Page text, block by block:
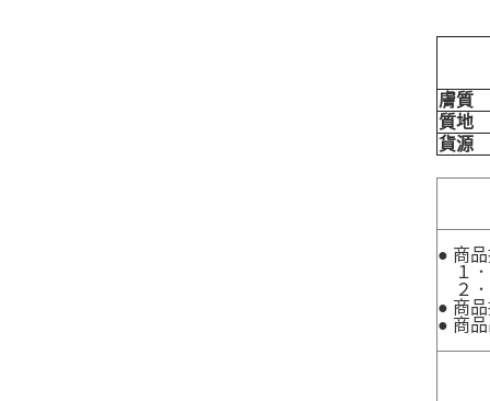
膚質
質地
貨源
● 商
１．
２．
● 商
● 商